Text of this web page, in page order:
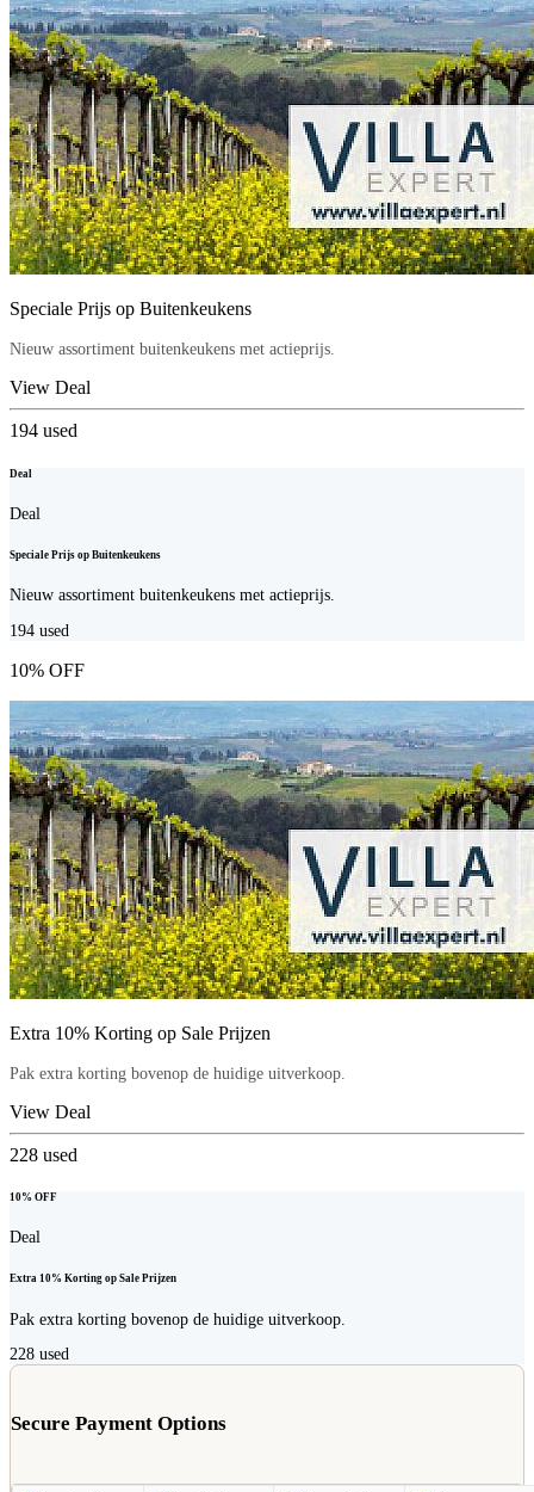
Speciale Prijs op Buitenkeukens
Nieuw assortiment buitenkeukens met actieprijs.
View Deal
194 used
Deal
Deal
Speciale Prijs op Buitenkeukens
Nieuw assortiment buitenkeukens met actieprijs.
194 used
10% OFF
Extra 10% Korting op Sale Prijzen
Pak extra korting bovenop de huidige uitverkoop.
View Deal
228 used
10% OFF
Deal
Extra 10% Korting op Sale Prijzen
Pak extra korting bovenop de huidige uitverkoop.
228 used
Secure Payment Options